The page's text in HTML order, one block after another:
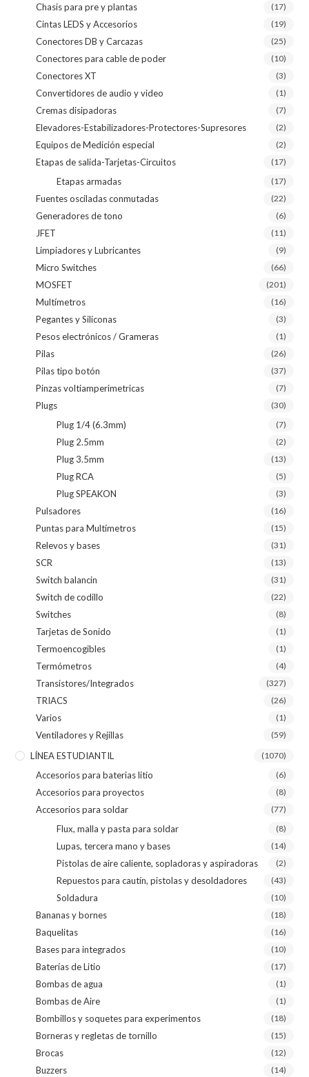
Chasis para pre y plantas (17)
Cintas LEDS y Accesorios (19)
Conectores DB y Carcazas (25)
Conectores para cable de poder (10)
Conectores XT (3)
Convertidores de audio y video (1)
Cremas disipadoras (7)
Elevadores-Estabilizadores-Protectores-Supresores (2)
Equipos de Medición especial (2)
Etapas de salida-Tarjetas-Circuitos (17)
Etapas armadas (17)
Fuentes osciladas conmutadas (22)
Generadores de tono (6)
JFET (11)
Limpiadores y Lubricantes (9)
Micro Switches (66)
MOSFET (201)
Multímetros (16)
Pegantes y Siliconas (3)
Pesos electrónicos / Grameras (1)
Pilas (26)
Pilas tipo botón (37)
Pinzas voltiamperimetricas (7)
Plugs (30)
Plug 1/4 (6.3mm) (7)
Plug 2.5mm (2)
Plug 3.5mm (13)
Plug RCA (5)
Plug SPEAKON (3)
Pulsadores (16)
Puntas para Multímetros (15)
Relevos y bases (31)
SCR (13)
Switch balancin (31)
Switch de codillo (22)
Switches (8)
Tarjetas de Sonido (1)
Termoencogibles (1)
Termómetros (4)
Transistores/Integrados (327)
TRIACS (26)
Varios (1)
Ventiladores y Rejillas (59)
LÍNEA ESTUDIANTIL (1070)
Accesorios para baterias litio (6)
Accesorios para proyectos (8)
Accesorios para soldar (77)
Flux, malla y pasta para soldar (8)
Lupas, tercera mano y bases (14)
Pistolas de aire caliente, sopladoras y aspiradoras (2)
Repuestos para cautín, pistolas y desoldadores (43)
Soldadura (10)
Bananas y bornes (18)
Baquelitas (16)
Bases para integrados (10)
Baterías de Litio (17)
Bombas de agua (1)
Bombas de Aire (1)
Bombillos y soquetes para experimentos (18)
Borneras y regletas de tornillo (15)
Brocas (12)
Buzzers (14)